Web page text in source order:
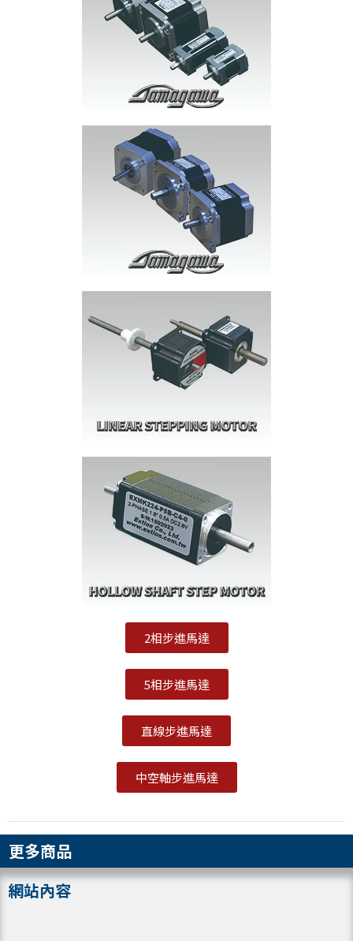
2相步進馬達
5相步進馬達
直線步進馬達
中空軸步進馬達
更多商品
網站內容